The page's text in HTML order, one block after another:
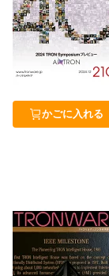
かごに入れる